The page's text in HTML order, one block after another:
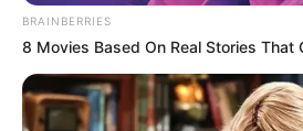
10 Incredible FIFA 2026 Facts
BRAINBERRIES
8 Movies Based On Real Stories That